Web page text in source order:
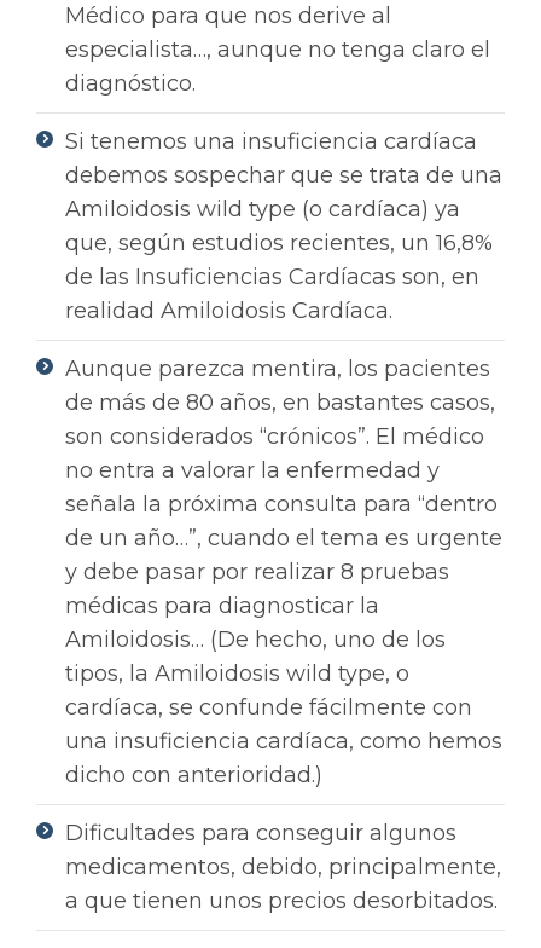
Médico para que nos derive al
especialista…, aunque no tenga claro el
diagnóstico.
Si tenemos una insuficiencia cardíaca
debemos sospechar que se trata de una
Amiloidosis wild type (o cardíaca) ya
que, según estudios recientes, un 16,8%
de las Insuficiencias Cardíacas son, en
realidad Amiloidosis Cardíaca.
Aunque parezca mentira, los pacientes
de más de 80 años, en bastantes casos,
son considerados “crónicos”. El médico
no entra a valorar la enfermedad y
señala la próxima consulta para “dentro
de un año…”, cuando el tema es urgente
y debe pasar por realizar 8 pruebas
médicas para diagnosticar la
Amiloidosis… (De hecho, uno de los
tipos, la Amiloidosis wild type, o
cardíaca, se confunde fácilmente con
una insuficiencia cardíaca, como hemos
dicho con anterioridad.)
Dificultades para conseguir algunos
medicamentos, debido, principalmente,
a que tienen unos precios desorbitados.